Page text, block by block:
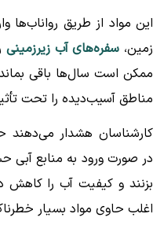
این مواد از طریق رواناب‌ها
زمین، سفره‌های آب زیرزمینی
ممکن است سال‌ها باقی
مناطق آسیب‌دیده را تحت
کارشناسان هشدار می‌دهند
در صورت ورود به منابع آبی
بزنند و کیفیت آب را کاهش
اغلب حاوی مواد بسیار